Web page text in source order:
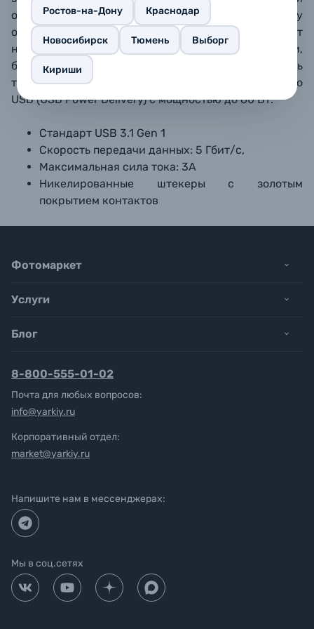
Ростов-на-Дону Краснодар
Новосибирск Тюмень Выборг
Кириши
оплеткой (тканевая + силиконовая), благодаря чему
они не заламываются, не рвутся и
поддерживают
надежное соединение
на значительном расстоянии,
без дополнительных усилителей сигнала.
Кабель
также позволяет использовать электропитание по
USB (USB Power Delivery) с мощностью до 60 Вт.
Стандарт USB 3.1 Gen 1
Скорость передачи данных: 5 Гбит/с,
Максимальная сила тока: 3A
Никелированные штекеры с золотым
покрытием контактов
Фотомаркет
Услуги
Блог
8-800-555-01-02
Почта для любых вопросов:
info@yarkiy.ru
Корпоративный отдел:
market@yarkiy.ru
Напишите нам в мессенджерах:
Мы в соц.сетях